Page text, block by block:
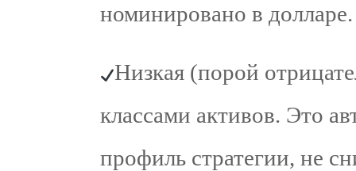
номинировано в долларе.
Низкая (порой
классами активов. Это
профиль стратегии, не